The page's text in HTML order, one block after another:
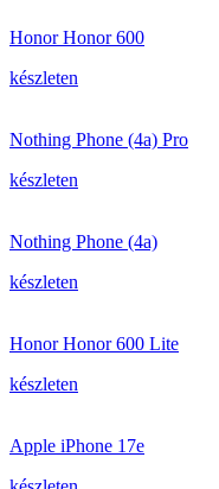
Honor Honor 600
készleten
Nothing Phone (4a) Pro
készleten
Nothing Phone (4a)
készleten
Honor Honor 600 Lite
készleten
Apple iPhone 17e